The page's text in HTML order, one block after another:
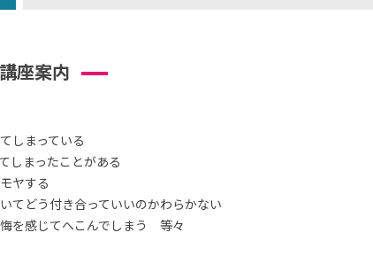
座案内
しまっている
しまったことがある
ヤする
てどう付き合っていいのかわらかない
を感じてへこんでしまう 等々